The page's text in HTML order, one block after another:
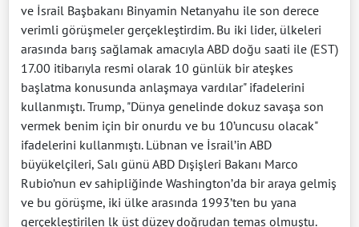
ve İsrail Başbakanı Binyamin Netanyahu ile son derece
verimli görüşmeler gerçekleştirdim. Bu iki lider, ülkeleri
arasında barış sağlamak amacıyla ABD doğu saati ile (EST)
17.00 itibarıyla resmi olarak 10 günlük bir ateşkes
başlatma konusunda anlaşmaya vardılar" ifadelerini
kullanmıştı. Trump, "Dünya genelinde dokuz savaşa son
vermek benim için bir onurdu ve bu 10’uncusu olacak"
ifadelerini kullanmıştı. Lübnan ve İsrail’in ABD
büyükelçileri, Salı günü ABD Dışişleri Bakanı Marco
Rubio’nun ev sahipliğinde Washington’da bir araya gelmiş
ve bu görüşme, iki ülke arasında 1993’ten bu yana
gerçekleştirilen lk üst düzey doğrudan temas olmuştu.